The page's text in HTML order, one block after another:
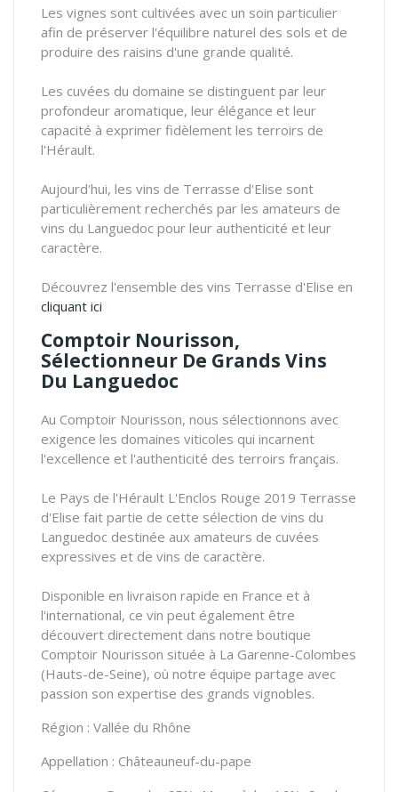
Les vignes sont cultivées avec un soin particulier
afin de préserver l'équilibre naturel des sols et de
produire des raisins d'une grande qualité.
Les cuvées du domaine se distinguent par leur
profondeur aromatique, leur élégance et leur
capacité à exprimer fidèlement les terroirs de
l'Hérault.
Aujourd'hui, les vins de Terrasse d'Elise sont
particulièrement recherchés par les amateurs de
vins du Languedoc pour leur authenticité et leur
caractère.
Découvrez l'ensemble des vins Terrasse d'Elise en
cliquant ici
Comptoir Nourisson,
Sélectionneur De Grands Vins
Du Languedoc
Au Comptoir Nourisson, nous sélectionnons avec
exigence les domaines viticoles qui incarnent
l'excellence et l'authenticité des terroirs français.
Le Pays de l'Hérault L'Enclos Rouge 2019 Terrasse
d'Elise fait partie de cette sélection de vins du
Languedoc destinée aux amateurs de cuvées
expressives et de vins de caractère.
Disponible en livraison rapide en France et à
l'international, ce vin peut également être
découvert directement dans notre boutique
Comptoir Nourisson située à La Garenne-Colombes
(Hauts-de-Seine), où notre équipe partage avec
passion son expertise des grands vignobles.
Région : Vallée du Rhône
Appellation : Châteauneuf-du-pape